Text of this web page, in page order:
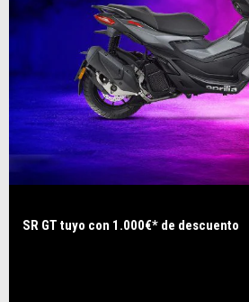
SR GT tuyo con 1.000€* de descuento